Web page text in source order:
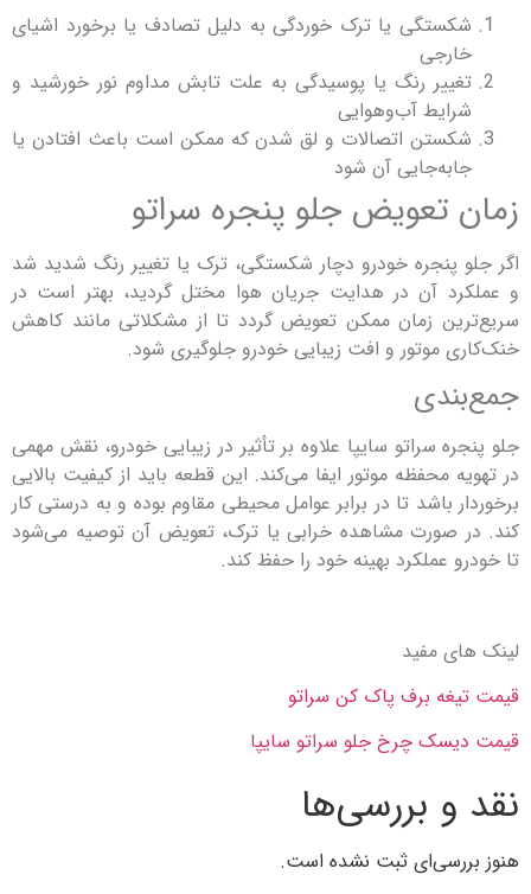
یا ترک خوردگی به دلیل تصادف یا برخورد اشیای
رنگ یا پوسیدگی به علت تابش مداوم نور خورشید و
آب‌وهوایی
اتصالات و لق شدن که ممکن است باعث افتادن یا
آن شود
تعویض جلو پنجره سراتو
پنجره خودرو دچار شکستگی، ترک یا تغییر رنگ شدید شد
آن در هدایت جریان هوا مختل گردید، بهتر است در
زمان ممکن تعویض گردد تا از مشکلاتی مانند کاهش
موتور و افت زیبایی خودرو جلوگیری شود.
سراتو سایپا علاوه بر تأثیر در زیبایی خودرو، نقش مهمی
محفظه موتور ایفا می‌کند. این قطعه باید از کیفیت بالایی
باشد تا در برابر عوامل محیطی مقاوم بوده و به درستی کار
صورت مشاهده خرابی یا ترک، تعویض آن توصیه می‌شود
عملکرد بهینه خود را حفظ کند.
مفید
برف پاک کن سراتو
چرخ جلو سراتو سایپا
بررسی‌ها
ثبت نشده است.